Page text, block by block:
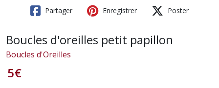
Partager Enregistrer Poster
Boucles d'oreilles petit papillon
Boucles d'Oreilles
5€